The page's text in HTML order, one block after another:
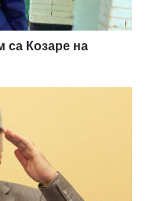
са Козаре на